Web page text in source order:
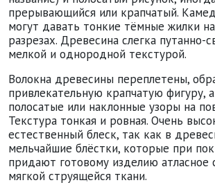
прерывающийся или крапчатый.
могут давать тонкие тёмные жилки
разрезах. Древесина слегка путанно-
мелкой и однородной текстурой.
Волокна древесины переплетены,
привлекательную крапчатую фигуру,
полосатые или наклонные узоры на
Текстура тонкая и ровная. Очень
естественный блеск, так как в
мельчайшие блёстки, которые при
придают готовому изделию атласное
мягкой струящейся ткани.